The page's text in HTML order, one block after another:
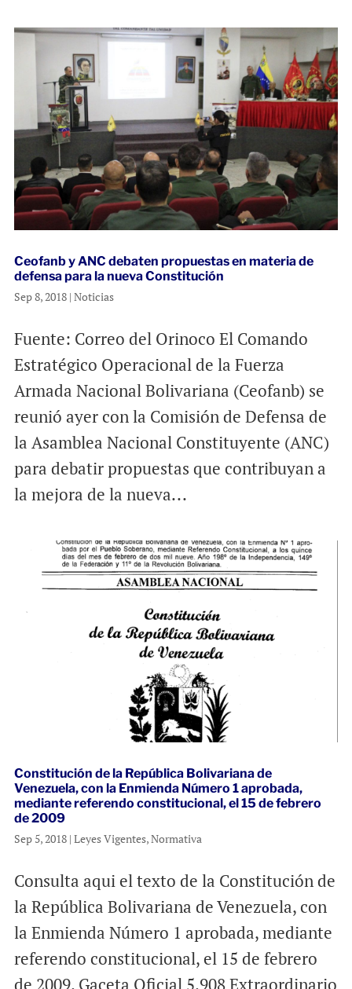
Ceofanb y ANC debaten propuestas en materia de
defensa para la nueva Constitución
Sep 8, 2018| Noticias
Fuente: Correo del Orinoco El Comando
Estratégico Operacional de la Fuerza
Armada Nacional Bolivariana (Ceofanb) se
reunió ayer con la Comisión de Defensa de
la Asamblea Nacional Constituyente (ANC)
para debatir propuestas que contribuyan a
la mejora de la nueva...
Constitución de la República Bolivariana de
Venezuela, con la Enmienda Número 1 aprobada,
mediante referendo constitucional, el 15 de febrero
de 2009
Sep 5, 2018| Leyes Vigentes,Normativa
Consulta aqui el texto de la Constitución de
la República Bolivariana de Venezuela, con
la Enmienda Número 1 aprobada, mediante
referendo constitucional, el 15 de febrero
de 2009. Gaceta Oficial 5.908 Extraordinario